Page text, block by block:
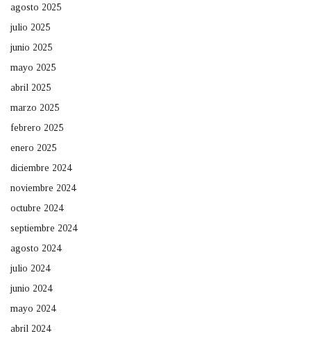
agosto 2025
julio 2025
junio 2025
mayo 2025
abril 2025
marzo 2025
febrero 2025
enero 2025
diciembre 2024
noviembre 2024
octubre 2024
septiembre 2024
agosto 2024
julio 2024
junio 2024
mayo 2024
abril 2024